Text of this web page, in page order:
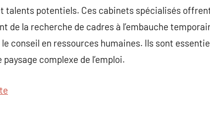
potentiels. Ces cabinets spécialisés
de la recherche de cadres à l’embauche
conseil en ressources humaines. Ils sont
complexe de l’emploi.